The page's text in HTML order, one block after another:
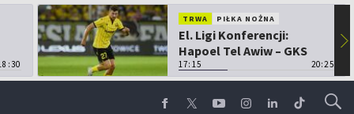
TRWA PIŁKA NOŻNA
El. Ligi Konferencji:
Hapoel Tel Awiw – GKS
Katowice
17:15 20:25
▶